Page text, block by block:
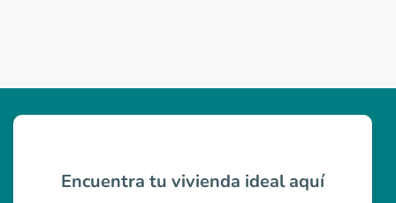
Encuentra tu vivienda ideal aquí